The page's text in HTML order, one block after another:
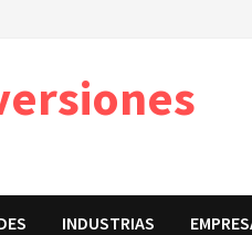
INDUSTRIAS